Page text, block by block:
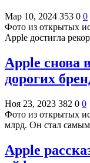
Мар 10, 2024 353 0 0
Фото из открытых
Apple достигла
Apple снова
дорогих
Ноя 23, 2023 382 0 0
Фото из открытых
млрд. Он стал
Apple